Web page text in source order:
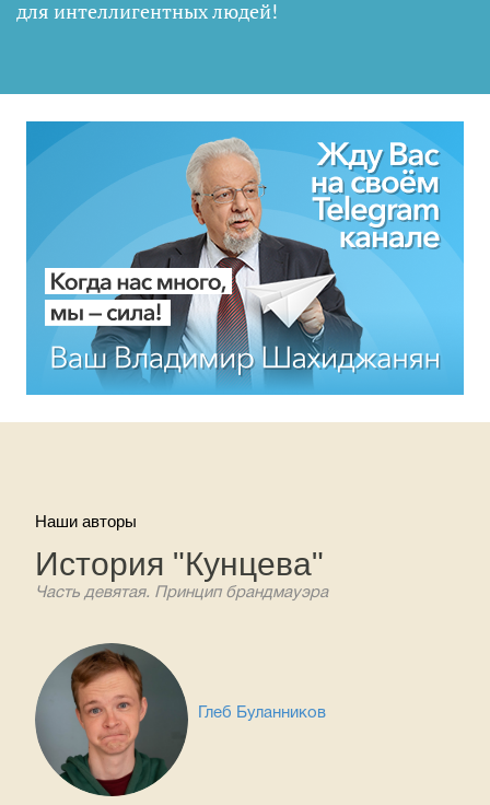
для интеллигентных людей!
Наши авторы
История "Кунцева"
Часть девятая. Принцип брандмауэра
Глеб Буланников